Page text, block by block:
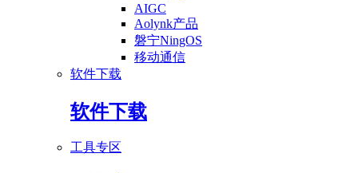
AIGC
Aolynk产品
磐宁NingOS
移动通信
软件下载
软件下载
工具专区